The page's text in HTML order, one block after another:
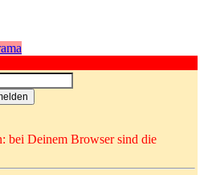
bei Deinem Browser sind die